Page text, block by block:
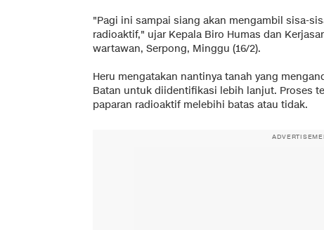
"Pagi ini sampai siang akan mengambil sisa-
radioaktif," ujar Kepala Biro Humas dan
wartawan, Serpong, Minggu (16/2).
Heru mengatakan nantinya tanah yang
Batan untuk diidentifikasi lebih lanjut. Proses
paparan radioaktif melebihi batas atau tidak.